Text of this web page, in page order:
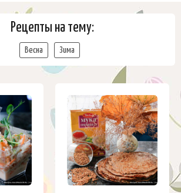
Рецепты на тему:
Весна Зима